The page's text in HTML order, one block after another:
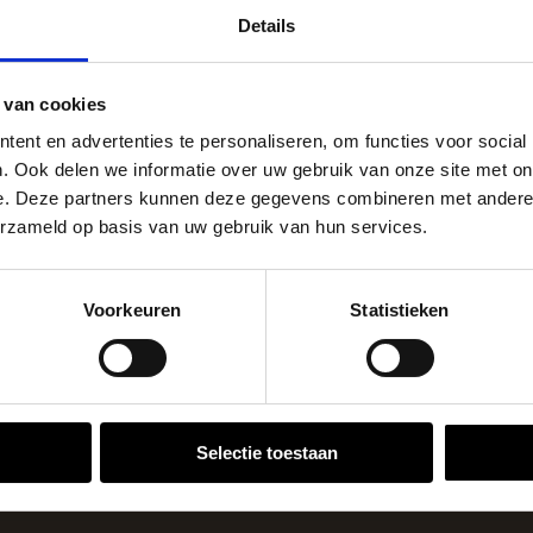
Details
cookies
en advertenties te personaliseren, om functies voor
Ook delen we informatie over uw gebruik van onze site met
Deze partners kunnen deze gegevens combineren met
op basis van uw gebruik van hun services.
Voorkeuren Statistieken
Selectie toestaan
Besturing
VA en is uitgerust met
maakt
je de drie kabels
je tuinverlichting,
tablet. Het biedt
vestigingspagina voor de actuele openingstijden.
Brug
en inspirerende showtuinen helpen we je graag bij iedere